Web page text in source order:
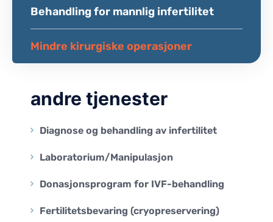
Behandling for mannlig infertilitet
Mindre kirurgiske operasjoner
andre tjenester
Diagnose og behandling av infertilitet
Laboratorium/Manipulasjon
Donasjonsprogram for IVF-behandling
Fertilitetsbevaring (cryopreservering)